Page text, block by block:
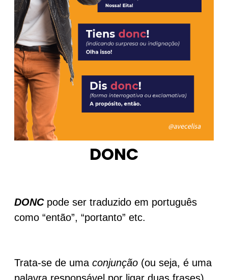
DONC
DONC pode ser traduzido em português
como “então”, “portanto” etc.
Trata-se de uma conjunção (ou seja, é uma